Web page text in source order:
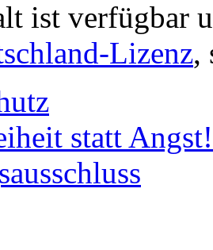
ist verfügbar
Lizenz,
statt Angst!